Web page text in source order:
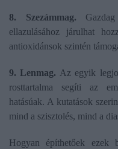
8. Szezámmag.
ellazulásához járulhat
antioxidánsok szintén
9. Lenmag. Az egyik
rosttartalma segíti az
hatásúak. A kutatások
mind a szisztolés, mind a
Hogyan építhetőek ezek